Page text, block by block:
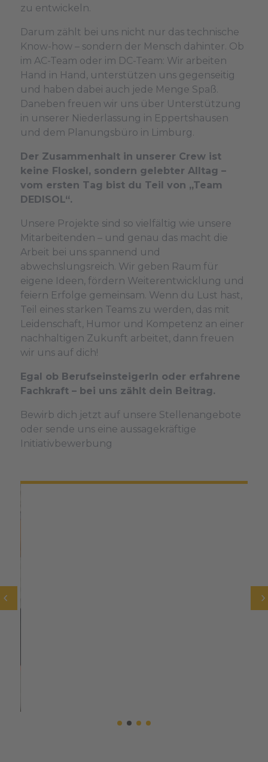
zu entwickeln.
Darum zählt bei uns nicht nur das technische
Know-how – sondern der Mensch dahinter. Ob
im AC-Team oder im DC-Team: Wir arbeiten
Hand in Hand, unterstützen uns gegenseitig
und haben dabei auch jede Menge Spaß.
Daneben freuen wir uns über Unterstützung
in unserer Niederlassung in Eppertshausen
und dem Planungsbüro in Limburg.
Der Zusammenhalt in unserer Crew ist
keine Floskel, sondern gelebter Alltag –
vom ersten Tag bist du Teil von „Team
DEDISOL“.
Unsere Projekte sind so vielfältig wie unsere
Mitarbeitenden – und genau das macht die
Arbeit bei uns spannend und
abwechslungsreich. Wir geben Raum für
eigene Ideen, fördern Weiterentwicklung und
feiern Erfolge gemeinsam. Wenn du Lust hast,
Teil eines starken Teams zu werden, das mit
Leidenschaft, Humor und Kompetenz an einer
nachhaltigen Zukunft arbeitet, dann freuen
wir uns auf dich!
Egal ob BerufseinsteigerIn oder erfahrene
Fachkraft – bei uns zählt dein Beitrag.
Bewirb dich jetzt auf unsere Stellenangebote
oder sende uns eine aussagekräftige
Initiativbewerbung